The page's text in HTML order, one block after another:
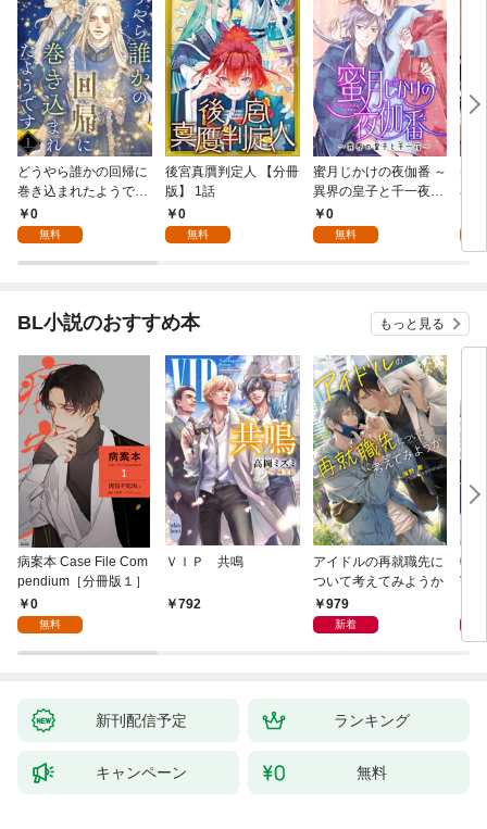
どうやら誰かの回帰に
巻き込まれたようです
【分冊版】 1話
0
無料
後宮真贋判定人 【分冊
版】 1話
0
無料
蜜月じかけの夜伽番 ～
異界の皇子と千一夜～
【分冊版】 1話
0
無料
美
界
版
BL小説のおすすめ本 もっと見る
病案本 Case File Com
pendium［分冊版１］
0
無料
ＶＩＰ 共鳴
792
アイドルの再就職先に
ついて考えてみようか
979
新着
転
寵
新刊配信予定 ランキング
キャンペーン 無料